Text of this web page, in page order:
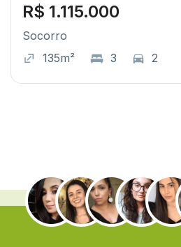
R$ 1.115.000
Socorro
135m²
3 2
.